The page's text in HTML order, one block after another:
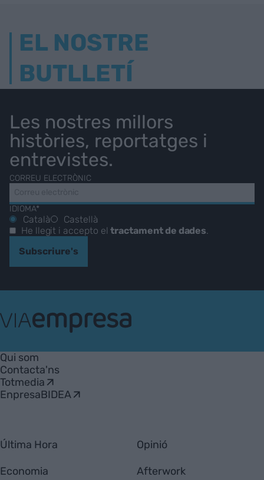
EL NOSTRE
BUTLLETÍ
Les nostres millors
històries, reportatges i
entrevistes.
CORREU ELECTRÒNIC
IDIOMA*
Català
Castellà
He llegit i accepto eltractament de dades
Subscriure's
Empresa
Qui som
Contacta'ns
Totmedia
EnpresaBIDEA
Última Hora
Economia
Opinió
Afterwork